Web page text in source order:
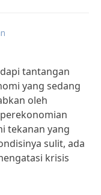
tantangan
yang sedang
oleh
tekanan yang
sulit, ada
krisis